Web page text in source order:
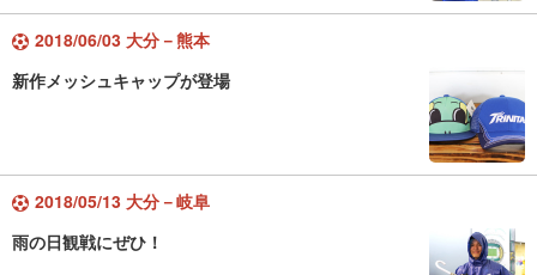
2018/06/03 大分－熊本
新作メッシュキャップが登場
2018/05/13 大分－岐阜
雨の日観戦にぜひ！